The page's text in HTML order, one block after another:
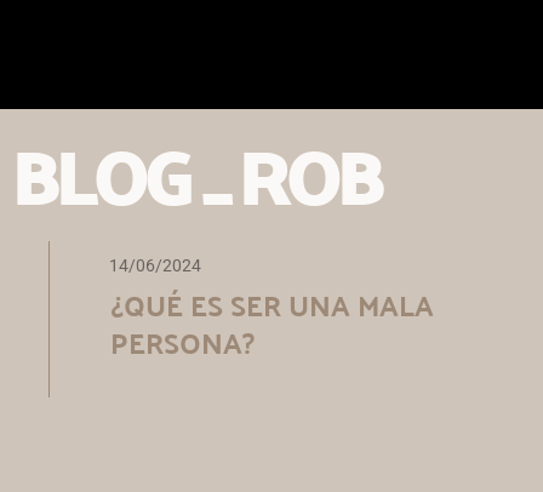
BLOG _ ROB
14/06/2024
¿QUÉ ES SER UNA MALA
PERSONA?